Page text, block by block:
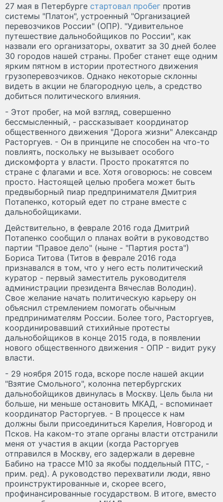
27 мая в Петербурге стартовал пробег против
системы "Платон", устроенный "Организацией
перевозчиков России" (ОПР). "Удивительное
путешествие дальнобойщиков по России", как
назвали его организаторы, охватит за 30 дней более
30 городов нашей страны. Пробег станет еще одним
ярким пятном в истории протестного движения
грузоперевозчиков. Однако некоторые склонны
видеть в акции не благородную цель, а средство
добиться политического влияния.
- Этот пробег, на мой взгляд, совершенно
бессмысленный, - рассказывает координатор
общественного движения "Дорога жизни" Александр
Расторгуев. - Он в принципе не способен на что-то
повлиять, поскольку не вызывает особого
дискомфорта у власти. Просто прокатятся по
стране с флагами и все. Хотя оговорюсь: не совсем
просто. Настоящей целью пробега может быть
предвыборный пиар предпринимателя Дмитрия
Потапенко, который едет по стране вместе с
дальнобойщиками.
Действительно, в феврале 2016 года Дмитрий
Потапенко сообщил о планах войти в руководство
партии "Правое дело" (ныне - "Партия роста")
Бориса Титова (Титов в феврале 2016 года
признавался в том, что у него есть политический
куратор - первый заместитель руководителя
администрации президента Вячеслав Володин).
Свое желание начать политическую карьеру он
объяснил стремлением помогать обычным
предпринимателям России. Более того, Расторгуев,
координировавший стихийные протесты
дальнобойщиков в конце 2015 года, в появлении
нового общественного движения - ОПР - видит руку
власти.
- 29 ноября 2015 года, вскоре после нашей акции
"Взятие Смольного", колонна петербургских
дальнобойщиков двинулась в Москву. Цель была ни
больше, ни меньше остановить МКАД, - вспоминает
координатор Расторгуев. - В процессе к нам
должны были присоединиться Карелия, Новгород и
Псков. На каком-то этапе органы власти отстранили
меня от участия в акции (когда Расторгуев
отправился в Москву, его задержали в деревне
Бабино на трассе М10 за якобы поддельный ПТС, -
прим. ред). А руководство перехватили люди, явно
проинструктированные и, скорее всего,
профинансированные государством. В итоге, вместо